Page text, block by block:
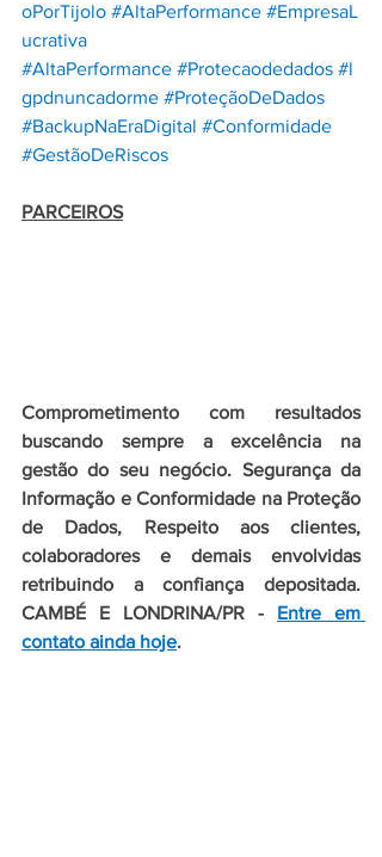
oPorTijolo #AltaPerformance #EmpresaL
ucrativa
#AltaPerformance #Protecaodedados #l
gpdnuncadorme #ProteçãoDeDados
#BackupNaEraDigital #Conformidade
#GestãoDeRiscos
PARCEIROS
Comprometimento com resultados
buscando sempre a excelência na
gestão do seu negócio. Segurança da
Informação e Conformidade na Proteção
de Dados, Respeito aos clientes,
colaboradores e demais envolvidas
retribuindo a confiança depositada.
CAMBÉ E LONDRINA/PR - Entre em
contato ainda hoje.